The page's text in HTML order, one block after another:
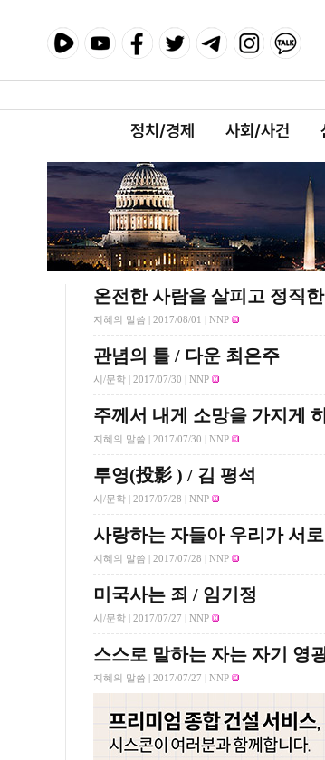
정치/경제 사회/사건
온전한 사람을 살피고 정직
지혜의 말씀 | 2017/08/01 | NNP
관념의 틀 / 다운 최은주
시/문학 | 2017/07/30 | NNP
주께서 내게 소망을 가지게
지혜의 말씀 | 2017/07/30 | NNP
투영(投影 ) / 김 평석
시/문학 | 2017/07/28 | NNP
사랑하는 자들아 우리가 서
지혜의 말씀 | 2017/07/28 | NNP
미국사는 죄 / 임기정
시/문학 | 2017/07/27 | NNP
스스로 말하는 자는 자기 영
지혜의 말씀 | 2017/07/27 | NNP